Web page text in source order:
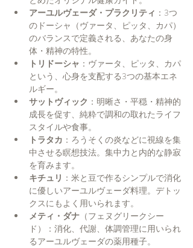
アーユルヴェーダ・プラクリティ ：3つ
のドーシャ（ヴァータ、ピッタ、カパ）
のバランスで定義される、あなたの身
体・精神の特性。
トリドーシャ ：ヴァータ、ピッタ、カパ
という、心身を支配する3つの基本エネ
ルギー。
サットヴィック ：明晰さ・平穏・精神的
成長を促す、純粋で調和の取れたライフ
スタイルや食事。
トラタカ ：ろうそくの炎などに視線を集
中させる瞑想技法。集中力と内的な静寂
を育みます。
キチュリ ：米と豆で作るシンプルで消化
に優しいアーユルヴェーダ料理。デトッ
クスにもよく用いられます。
メティ・ダナ （フェヌグリークシー
ド）：消化、代謝、体調管理に用いられ
るアーユルヴェーダの薬用種子。